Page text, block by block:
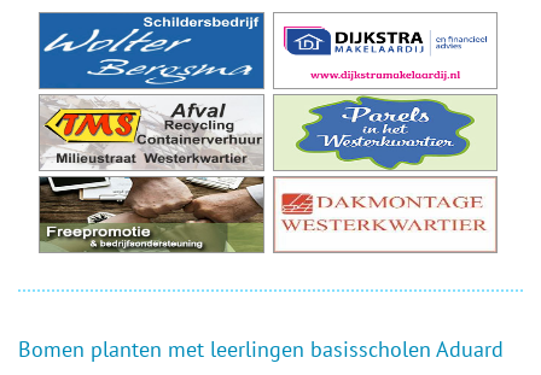
Bomen planten met leerlingen basisscholen Aduard